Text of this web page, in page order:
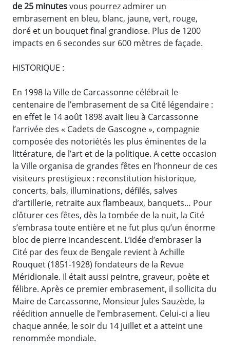
de 25 minutesvous pourrez admirer un
embrasement en bleu, blanc, jaune, vert, rouge,
doré et un bouquet final grandiose. Plus de 1200
impacts en 6 secondes sur 600 mètres de façade.
HISTORIQUE :
En 1998 la Ville de Carcassonne célébrait le
centenaire de l’embrasement de sa Cité légendaire :
en effet le 14 août 1898 avait lieu à Carcassonne
l’arrivée des « Cadets de Gascogne », compagnie
composée des notoriétés les plus éminentes de la
littérature, de l’art et de la politique. A cette occasion
la Ville organisa de grandes fêtes en l’honneur de ces
visiteurs prestigieux : reconstitution historique,
concerts, bals, illuminations, défilés, salves
d’artillerie, retraite aux flambeaux, banquets… Pour
clôturer ces fêtes, dès la tombée de la nuit, la Cité
s’embrasa toute entière et ne fut plus qu’un énorme
bloc de pierre incandescent. L’idée d’embraser la
Cité par des feux de Bengale revient à Achille
Rouquet (1851-1928) fondateurs de la Revue
Méridionale. Il était aussi peintre, graveur, poète et
félibre. Après ce premier embrasement, il sollicita du
Maire de Carcassonne, Monsieur Jules Sauzède, la
réédition annuelle de l’embrasement. Celui-ci a lieu
chaque année, le soir du 14 juillet et a atteint une
renommée mondiale.